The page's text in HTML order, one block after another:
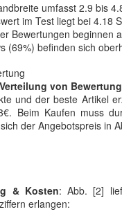
umfasst 2.9 bis
im Test liegt bei 4.18
Bewertungen beginnen
(69%) befinden sich
von
und der beste Artikel
Beim Kaufen muss
der Angebotspreis in
& Kosten: Abb. [2]
erlangen: